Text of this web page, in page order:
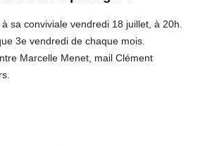
sa conviviale vendredi 18 juillet, à 20h.
3e vendredi de chaque mois.
Marcelle Menet, mail Clément